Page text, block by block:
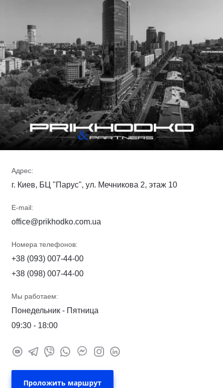
Адрес:
г. Киев, БЦ "Парус", ул. Мечникова 2, этаж 10
E-mail:
office@prikhodko.com.ua
Номера телефонов:
+38 (093) 007-44-00
+38 (098) 007-44-00
Мы работаем:
Понедельник - Пятница
09:30 - 18:00
Проложить маршрут